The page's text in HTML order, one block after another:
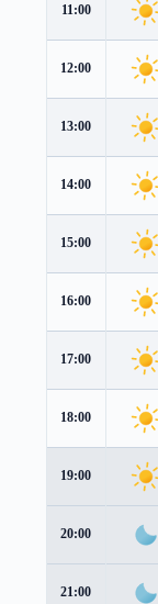
11:00
12:00
13:00
14:00
15:00
16:00
17:00
18:00
19:00
20:00
21:00